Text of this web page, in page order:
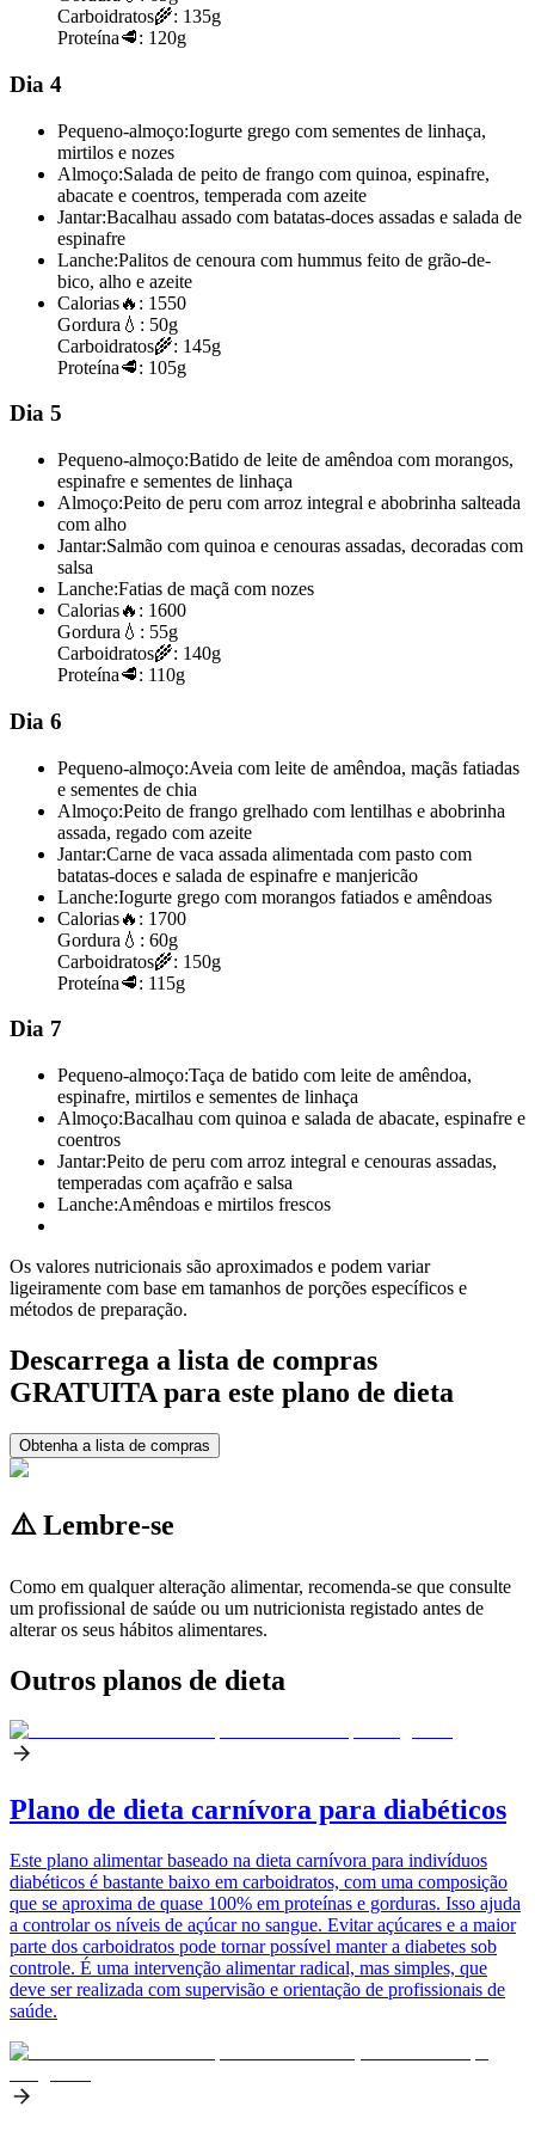
Carboidratos🌾: 135g
Proteína🥩: 120g
Dia 4
Pequeno-almoço:Iogurte grego com sementes de linhaça,
mirtilos e nozes
Almoço:Salada de peito de frango com quinoa, espinafre,
abacate e coentros, temperada com azeite
Jantar:Bacalhau assado com batatas-doces assadas e salada de
espinafre
Lanche:Palitos de cenoura com hummus feito de grão-de-
bico, alho e azeite
Calorias🔥: 1550
Gordura 💧: 50g
Carboidratos🌾: 145g
Proteína🥩: 105g
Dia 5
Pequeno-almoço:Batido de leite de amêndoa com morangos,
espinafre e sementes de linhaça
Almoço:Peito de peru com arroz integral e abobrinha salteada
com alho
Jantar:Salmão com quinoa e cenouras assadas, decoradas com
salsa
Lanche:Fatias de maçã com nozes
Calorias🔥: 1600
Gordura 💧: 55g
Carboidratos🌾: 140g
Proteína🥩: 110g
Dia 6
Pequeno-almoço:Aveia com leite de amêndoa, maçãs fatiadas
e sementes de chia
Almoço:Peito de frango grelhado com lentilhas e abobrinha
assada, regado com azeite
Jantar:Carne de vaca assada alimentada com pasto com
batatas-doces e salada de espinafre e manjericão
Lanche:Iogurte grego com morangos fatiados e amêndoas
Calorias🔥: 1700
Gordura 💧: 60g
Carboidratos🌾: 150g
Proteína🥩: 115g
Dia 7
Pequeno-almoço:Taça de batido com leite de amêndoa,
espinafre, mirtilos e sementes de linhaça
Almoço:Bacalhau com quinoa e salada de abacate, espinafre e
coentros
Jantar:Peito de peru com arroz integral e cenouras assadas,
temperadas com açafrão e salsa
Lanche:Amêndoas e mirtilos frescos
Os valores nutricionais são aproximados e podem variar
ligeiramente com base em tamanhos de porções específicos e
métodos de preparação.
Descarrega a lista de compras
GRATUITA para este plano de dieta
Obtenha a lista de compras
⚠️ Lembre-se
Como em qualquer alteração alimentar, recomenda-se que consulte
um profissional de saúde ou um nutricionista registado antes de
alterar os seus hábitos alimentares.
Outros planos de dieta
Plano de dieta carnívora para diabéticos
Este plano alimentar baseado na dieta carnívora para indivíduos
diabéticos é bastante baixo em carboidratos, com uma composição
que se aproxima de quase 100% em proteínas e gorduras. Isso ajuda
a controlar os níveis de açúcar no sangue. Evitar açúcares e a maior
parte dos carboidratos pode tornar possível manter a diabetes sob
controle. É uma intervenção alimentar radical, mas simples, que
deve ser realizada com supervisão e orientação de profissionais de
saúde.